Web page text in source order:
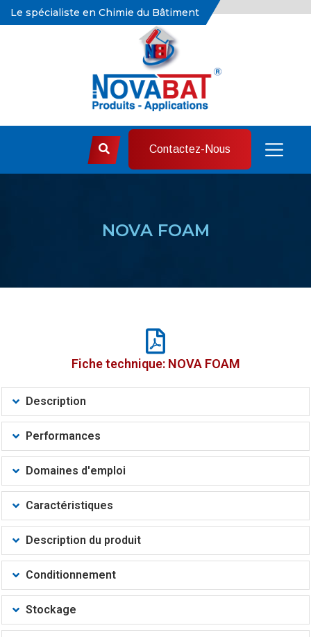
Le spécialiste en Chimie du Bâtiment
Contactez-Nous
NOVA FOAM
Fiche technique: NOVA FOAM
Description
Performances
Domaines d'emploi
Caractéristiques
Description du produit
Conditionnement
Stockage